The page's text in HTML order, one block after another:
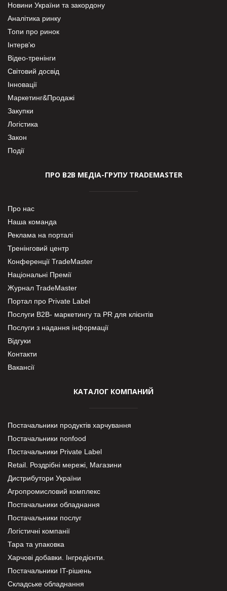
Новини України та закордону
Аналітика ринку
Топи про ринок
Інтерв’ю
Відео-тренінги
Світовий досвід
Інновації
Маркетинг&Продажі
Закупки
Логістика
Закон
Події
ПРО В2В МЕДІА-ГРУПУ TRADEMASTER
Про нас
Наша команда
Реклама на порталі
Тренінговий центр
Конференції TradeMaster
Національні Премії
Журнал TradeMaster
Портал про Private Label
Послуги В2В- маркетингу та PR для клієнтів
Послуги з надання інформації
Відгуки
Контакти
Вакансії
КАТАЛОГ КОМПАНИЙ
Постачальники продуктів харчування
Постачальники nonfood
Постачальники Private Label
Retail. Роздрібні мережі, Магазини
Дистрибутори України
Агропромисловий комплекс
Постачальники обладнання
Постачальники послуг
Логістичні компанії
Тара та упаковка
Харчові добавки. Інгредієнти.
Постачальники IT-рішень
Складське обладнання